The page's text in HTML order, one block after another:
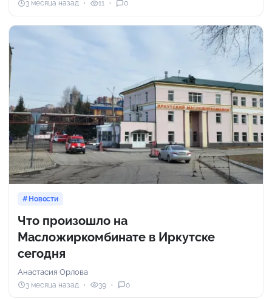
3 месяца назад 11 0
Новости
Что произошло на
Масложиркомбинате в Иркутске
сегодня
Анастасия Орлова
3 месяца назад 39 0